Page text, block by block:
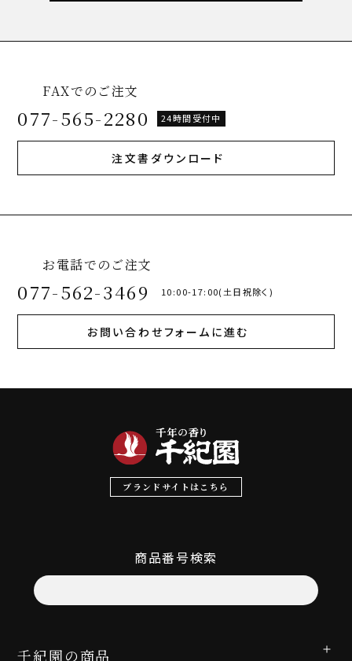
FAXでのご注文
077-565-2280 24時間受付中
注文書ダウンロード
お電話でのご注文
077-562-3469 10:00-17:00(土日祝除く)
お問い合わせフォームに進む
ブランドサイトはこちら
商品番号検索
千紀園の商品